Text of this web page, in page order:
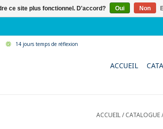
14 jours temps de réflexion
ACCUEIL
ACCUEIL/CATALOGUE
ce site plus fonctionnel. D'accord? Oui Non